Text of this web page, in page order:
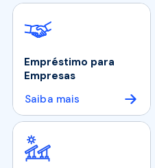
Empréstimo para
Empresas
Saiba mais